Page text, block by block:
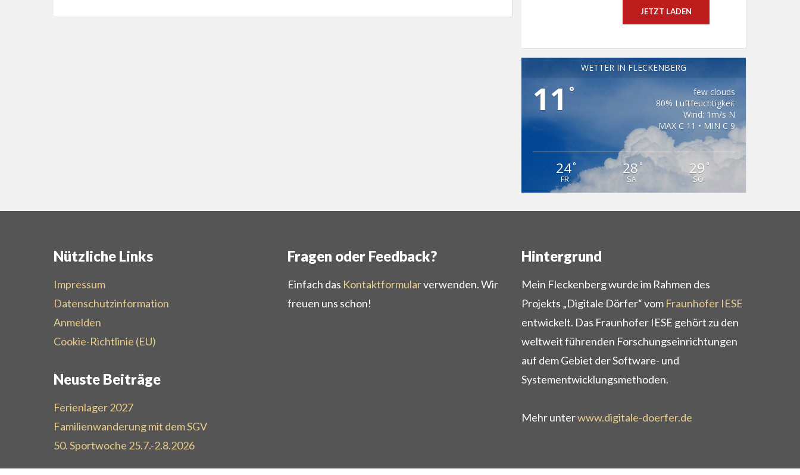
JETZT LADEN
WETTER IN FLECKENBERG
11 °
few clouds
80% Luftfeuchtigkeit
Wind: 1m/s N
MAX C 11 • MIN C 9
24°
FR
28°
SA
29 °
SO
Nützliche Links
Impressum
Datenschutzinformation
Anmelden
Cookie-Richtlinie (EU)
Neuste Beiträge
Ferienlager 2027
Familienwanderung mit dem SGV
50. Sportwoche 25.7.-2.8.2026
Fragen oder Feedback?
Einfach das Kontaktformularverwenden. Wir
freuen uns schon!
Hintergrund
Mein Fleckenberg wurde im Rahmen des
Projekts „Digitale Dörfer“ vom Fraunhofer IESE
entwickelt. Das Fraunhofer IESE gehört zu den
weltweit führenden Forschungseinrichtungen
auf dem Gebiet der Software- und
Systementwicklungsmethoden.
Mehr unterwww.digitale-doerfer.de